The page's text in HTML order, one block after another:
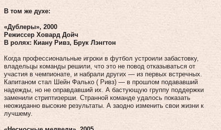
В том же духе:
«Дублеры», 2000
Режиссер Ховард Дойч
В ролях: Киану Ривз, Брук Лэнгтон
Когда профессиональные игроки в футбол устроили забастовку,
владельцы команды решили, что это не повод отказываться от
участия в чемпионате, и набрали других — из первых встречных.
Капитаном стал Шейн Фалько ( Ривз) — в прошлом подававший
надежды, но не оправдавший их. А бастующую группу поддержки
заменили стриптизерши. Странной команде удалось показать
неожиданно высокие результаты. А заодно изменить свои жизни к
лучшему.